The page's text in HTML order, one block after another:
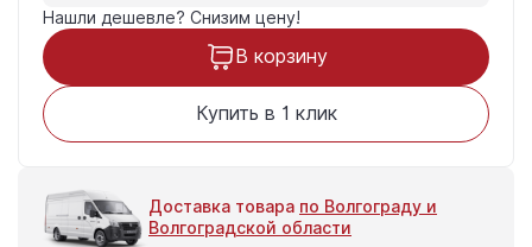
Нашли дешевле? Снизим цену!
В корзину
Купить в 1 клик
Доставка товара по Волгограду и
Волгоградской области